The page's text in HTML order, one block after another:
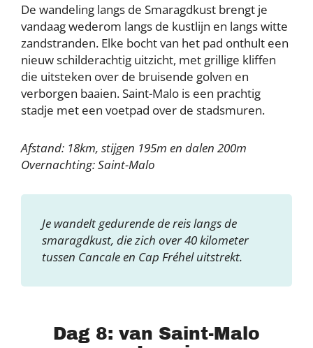
De wandeling langs de Smaragdkust brengt je
vandaag wederom langs de kustlijn en langs witte
zandstranden. Elke bocht van het pad onthult een
nieuw schilderachtig uitzicht, met grillige kliffen
die uitsteken over de bruisende golven en
verborgen baaien. Saint-Malo is een prachtig
stadje met een voetpad over de stadsmuren.
Afstand: 18km, stijgen 195m en dalen 200m
Overnachting: Saint-Malo
Je wandelt gedurende de reis langs de
smaragdkust, die zich over 40 kilometer
tussen Cancale en Cap Fréhel uitstrekt.
Dag 8: van Saint-Malo